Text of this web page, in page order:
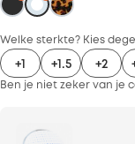
Welke sterkte? Kies
+1 +1.5 +2
Ben je niet zeker van je